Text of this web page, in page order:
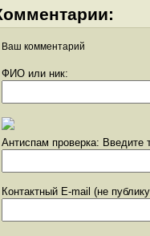
Ваш комментарий
ФИО или ник:
Антиспам проверка: Введите
Контактный E-mail (не